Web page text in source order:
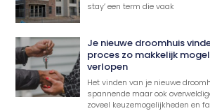
stay’ een term die vaak
Je nieuwe droomhuis
proces zo makkelijk
verlopen
Het vinden van je nieuwe
spannende maar ook
zoveel keuzemogelijkheden en